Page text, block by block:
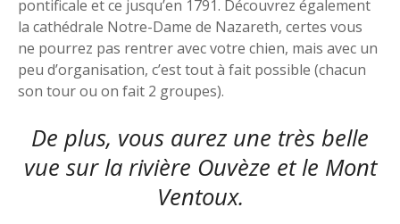
pontificale et ce jusqu’en 1791. Découvrez également
la cathédrale Notre-Dame de Nazareth, certes vous
ne pourrez pas rentrer avec votre chien, mais avec un
peu d’organisation, c’est tout à fait possible (chacun
son tour ou on fait 2 groupes).
De plus, vous aurez une très belle
vue sur la rivière Ouvèze et le Mont
Ventoux.